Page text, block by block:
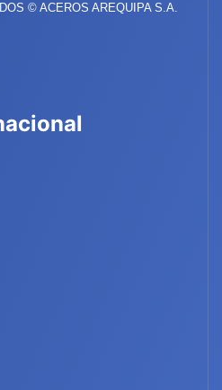
© ACEROS AREQUIPA S.A.